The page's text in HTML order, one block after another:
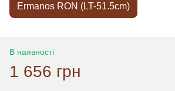
Ermanos RON (LT-51.5cm)
В наявності
1 656 грн